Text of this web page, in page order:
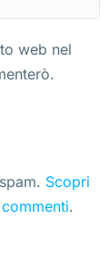
web nel
Scopri
.